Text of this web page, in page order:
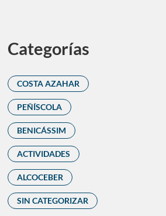
Categorías
COSTA AZAHAR
PEÑÍSCOLA
BENICÁSSIM
ACTIVIDADES
ALCOCEBER
SIN CATEGORIZAR